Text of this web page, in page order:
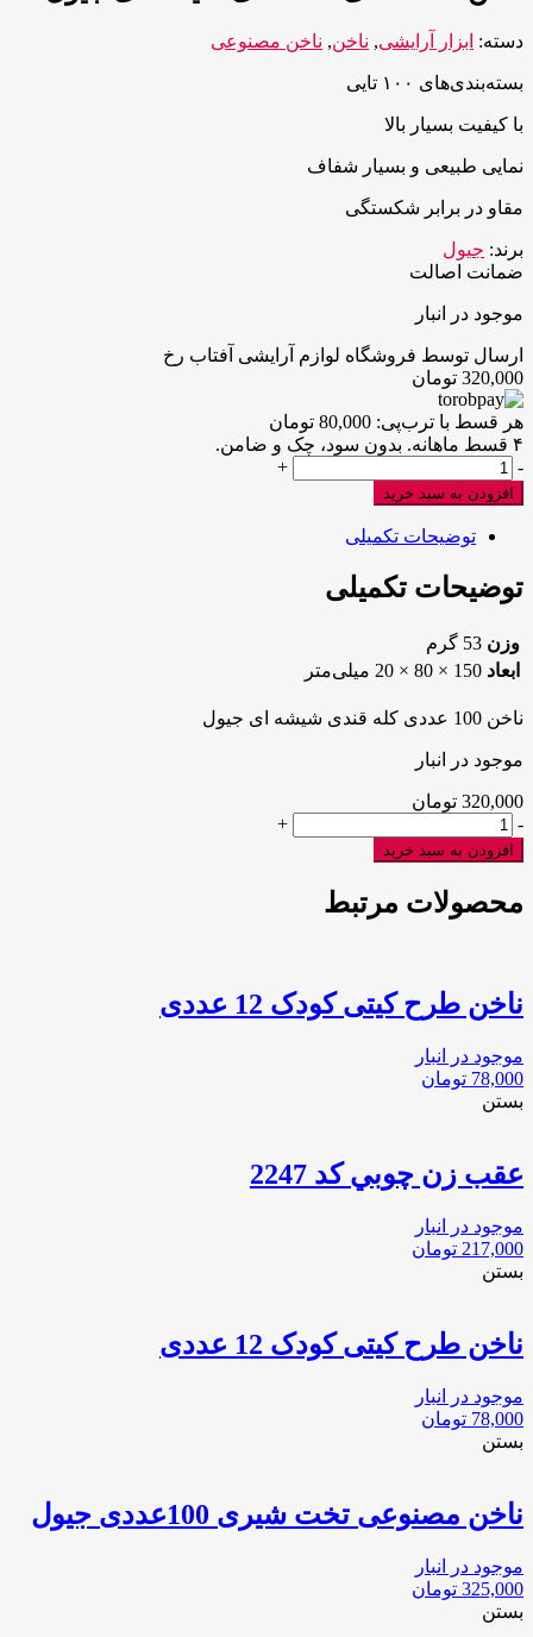
دسته: ابزار آرایشی, ناخن, ناخن مصنوعی
بسته‌بندی‌های ۱۰۰ تایی
با کیفیت بسیار بالا
نمایی طبیعی و بسیار شفاف
مقاو در برابر شکستگی
برند: جیول
ضمانت اصالت
موجود در انبار
ارسال توسط فروشگاه لوازم آرایشی آفتاب رخ
320,000 تومان
هر قسط با ترب‌پی: 80,000 تومان
۴ قسط ماهانه. بدون سود، چک و ضامن.
ناخن
100
عددی
شیشه
ای
عدد
-
+
افزودن به سبد خرید
توضیحات تکمیلی
توضیحات تکمیلی
وزن 53 گرم
ابعاد 150 × 80 × 20 میلی‌متر
ناخن 100 عددی کله قندی شیشه ای جیول
موجود در انبار
320,000 تومان
ناخن
100
عددی
قندی
عدد
-
+
افزودن به سبد خرید
محصولات مرتبط
ناخن طرح کیتی کودک 12 عددی
موجود در انبار
78,000 تومان
بستن
عقب زن چوبي كد 2247
موجود در انبار
217,000 تومان
بستن
ناخن طرح کیتی کودک 12 عددی
موجود در انبار
78,000 تومان
بستن
ناخن مصنوعی تخت شیری 100عددی جیول
موجود در انبار
325,000 تومان
بستن